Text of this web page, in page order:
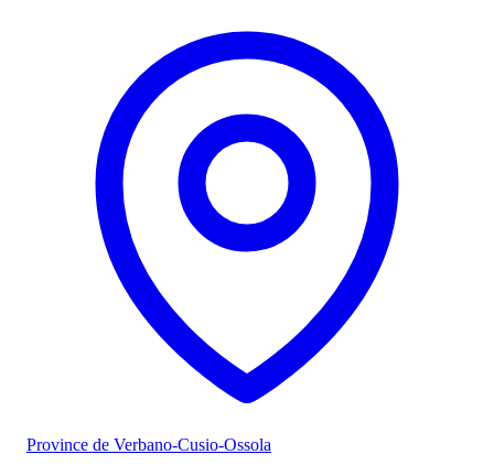
Province de Verbano-Cusio-Ossola